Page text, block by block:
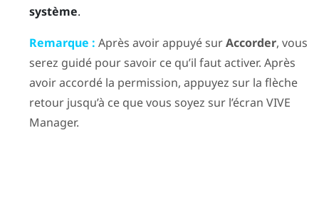
système.
Remarque : Après avoir appuyé surAccorder, vous
serez guidé pour savoir ce qu’il faut activer. Après
avoir accordé la permission, appuyez sur la flèche
retour jusqu’à ce que vous soyez sur l’écran VIVE
Manager.